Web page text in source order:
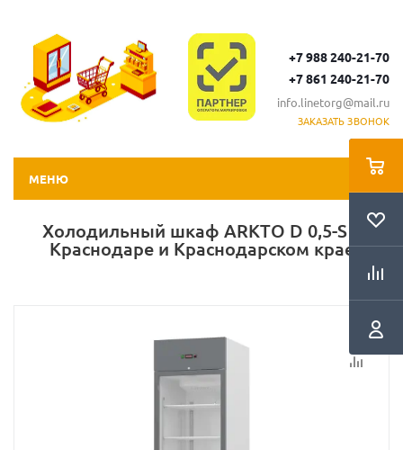
+7 988 240-21-70
+7 861 240-21-70
info.linetorg@mail.ru
ЗАКАЗАТЬ ЗВОНОК
МЕНЮ
Холодильный шкаф ARKTO D 0,5-S в
Краснодаре и Краснодарском крае